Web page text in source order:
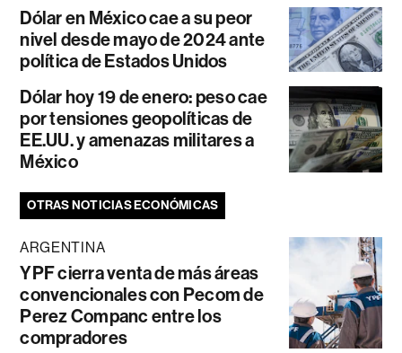
Dólar en México cae a su peor
nivel desde mayo de 2024 ante
política de Estados Unidos
Dólar hoy 19 de enero: peso cae
por tensiones geopolíticas de
EE.UU. y amenazas militares a
México
OTRAS NOTICIAS ECONÓMICAS
ARGENTINA
YPF cierra venta de más áreas
convencionales con Pecom de
Perez Companc entre los
compradores